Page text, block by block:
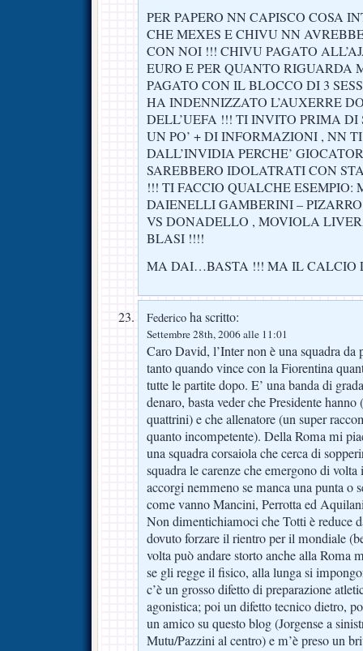
PER PAPERO NN CAPISCO COSA
CHE MEXES E CHIVU NN
CON NOI !!! CHIVU PAGATO
EURO E PER QUANTO RIGUARDA
PAGATO CON IL BLOCCO DI 3
HA INDENNIZZATO L’AUXERRE
DELL’UEFA !!! TI INVITO PRIMA DI
UN PO’ + DI INFORMAZIONI , NN
DALL’INVIDIA PERCHE’
SAREBBERO IDOLATRATI CON
!!! TI FACCIO QUALCHE ESEMPIO:
DAIENELLI GAMBERINI – PIZARRO
VS DONADELLO , MOVIOLA
BLASI !!!!
MA DAI…BASTA !!! MA IL CALCIO
Federico ha scritto:
Settembre 28th, 2006 alle 11:01
Caro David, l’Inter non è una squadra da
tanto quando vince con la Fiorentina
tutte le partite dopo. E’ una banda di
denaro, basta veder che Presidente
quattrini) e che allenatore (un super
quanto incompetente). Della Roma mi
una squadra corsaiola che cerca di
squadra le carenze che emergono di
accorgi nemmeno se manca una punta o
come vanno Mancini, Perrotta ed
Non dimentichiamoci che Totti è reduce
dovuto forzare il rientro per il mondiale
volta può andare storto anche alla Roma
se gli regge il fisico, alla lunga si
c’è un grosso difetto di preparazione
agonistica; poi un difetto tecnico dietro,
un amico su questo blog (Jorgense a
Mutu/Pazzini al centro) e m’è preso un